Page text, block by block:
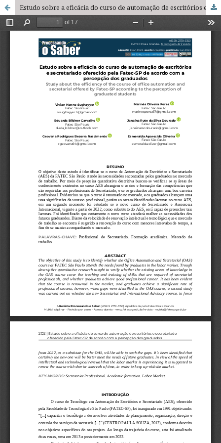
Estudo sobre a eficácia do curso de automação de escritórios e secretariado oferecido pela FATEC-SP de acordo com a percepção dos graduados